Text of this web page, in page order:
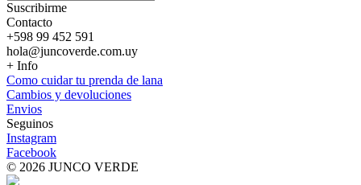
Suscribirme
Contacto
+598 99 452 591
hola@juncoverde.com.uy
+ Info
Como cuidar tu prenda de lana
Cambios y devoluciones
Envios
Seguinos
Instagram
Facebook
© 2026 JUNCO VERDE